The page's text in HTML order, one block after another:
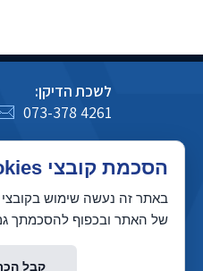
לשכת הדיקן:
073-378 4261
הסכמת קובצי Cookies
של האתר ובכפוף להסכמתך גם
קבל